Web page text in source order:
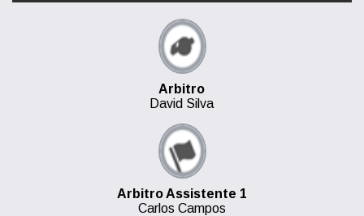
Arbitro
David Silva
Arbitro Assistente 1
Carlos Campos